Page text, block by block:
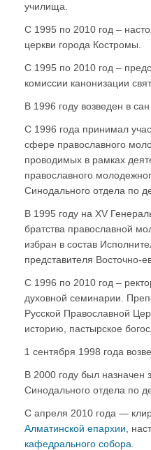
училища.
С 1995 по 2010 год –
церкви города Костромы.
С 1995 по 2010 год –
комиссии канонизации
В 1996 году возведен в сан
С 1996 года принимал
сфере православного
проводимых в рамках
православного
Синодального отдела по
В 1995 году на XV
братства православной
избран в состав
представителя Восточно-
С 1996 по 2010 год –
духовной семинарии.
Русской Православной
историю, пастырское
1 сентября 1998 года
В 2000 году был назначен
Синодального отдела по
С апреля 2010 года —
Алматинской епархии ,
кафедрального собора